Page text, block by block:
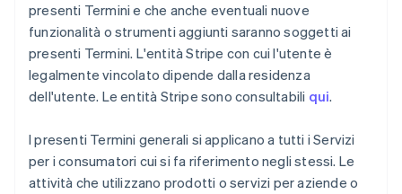
presenti Termini e che anche eventuali nuove
funzionalità o strumenti aggiunti saranno soggetti ai
presenti Termini. L'entità Stripe con cui l'utente è
legalmente vincolato dipende dalla residenza
dell'utente. Le entità Stripe sono consultabili qui.
I presenti Termini generali si applicano a tutti i Servizi
per i consumatori cui si fa riferimento negli stessi. Le
attività che utilizzano prodotti o servizi per aziende o